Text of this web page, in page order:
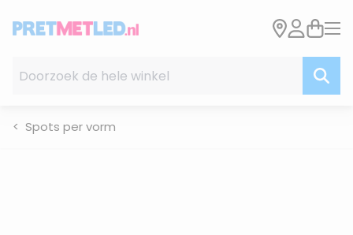
Spots per vorm